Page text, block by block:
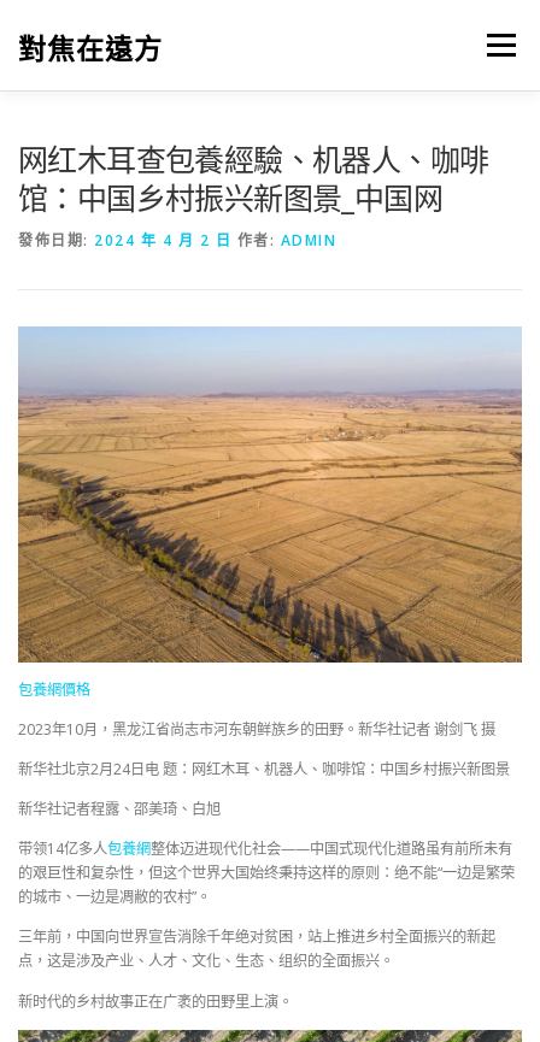
對焦在遠方 選單
网红木耳查包養經驗、机器人、咖啡
馆：中国乡村振兴新图景_中国网
發佈日期: 2024 年 4 月 2 日 作者: ADMIN
包養網價格
2023年10月，黑龙江省尚志市河东朝鲜族乡的田野。新华社记者 谢剑飞 摄
新华社北京2月24日电 题：网红木耳、机器人、咖啡馆：中国乡村振兴新图景
新华社记者程露、邵美琦、白旭
带领14亿多人包養網整体迈进现代化社会——中国式现代化道路虽有前所未有
的艰巨性和复杂性，但这个世界大国始终秉持这样的原则：绝不能“一边是繁荣
的城市、一边是凋敝的农村”。
三年前，中国向世界宣告消除千年绝对贫困，站上推进乡村全面振兴的新起
点，这是涉及产业、人才、文化、生态、组织的全面振兴。
新时代的乡村故事正在广袤的田野里上演。